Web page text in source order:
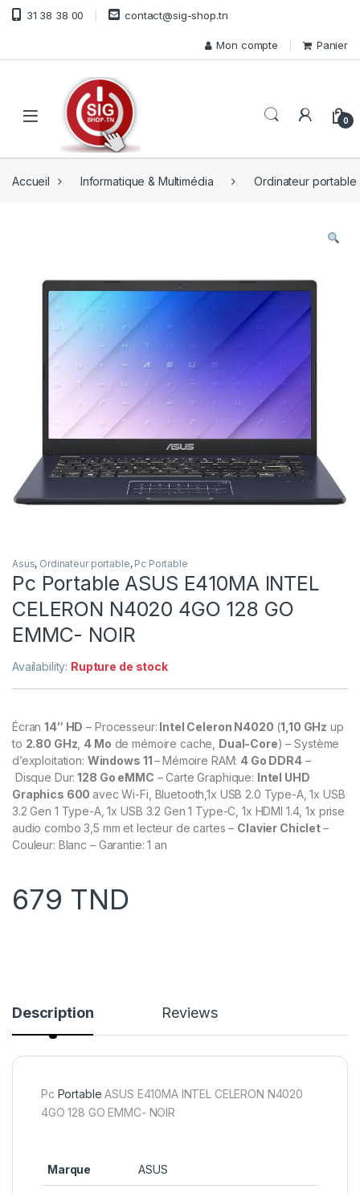
Skip to navigation
Skip to content
31 38 38 00 contact@sig-shop.tn
Mon compte Panier
Open 0
Accueil Informatique & Multimédia Ordinateur portable
Asus, Ordinateur portable, Pc Portable
Pc Portable ASUS E410MA INTEL
CELERON N4020 4GO 128 GO
EMMC- NOIR
Availability: Rupture de stock
Écran14″ HD – Processeur: Intel Celeron N4020 (1,10 GHz up
to 2.80 GHz 4 Mo de mémoire cache, Dual-Core) – Système
d’exploitation: Windows 11–Mémoire RAM: 4 Go DDR4–
Disque Dur: 128 Go eMMC – Carte Graphique: Intel UHD
Graphics 600avec Wi-Fi, Bluetooth,1x USB 2.0 Type-A, 1x USB
3.2 Gen 1 Type-A, 1x USB 3.2 Gen 1 Type-C, 1x HDMI 1.4, 1x prise
audio combo 3,5 mm et lecteur de cartes – Clavier Chiclet–
Couleur: Blanc – Garantie: 1 an
679 TND
Description Reviews
Pc Portable ASUS E410MA INTEL CELERON N4020
4GO 128 GO EMMC- NOIR
Marque ASUS